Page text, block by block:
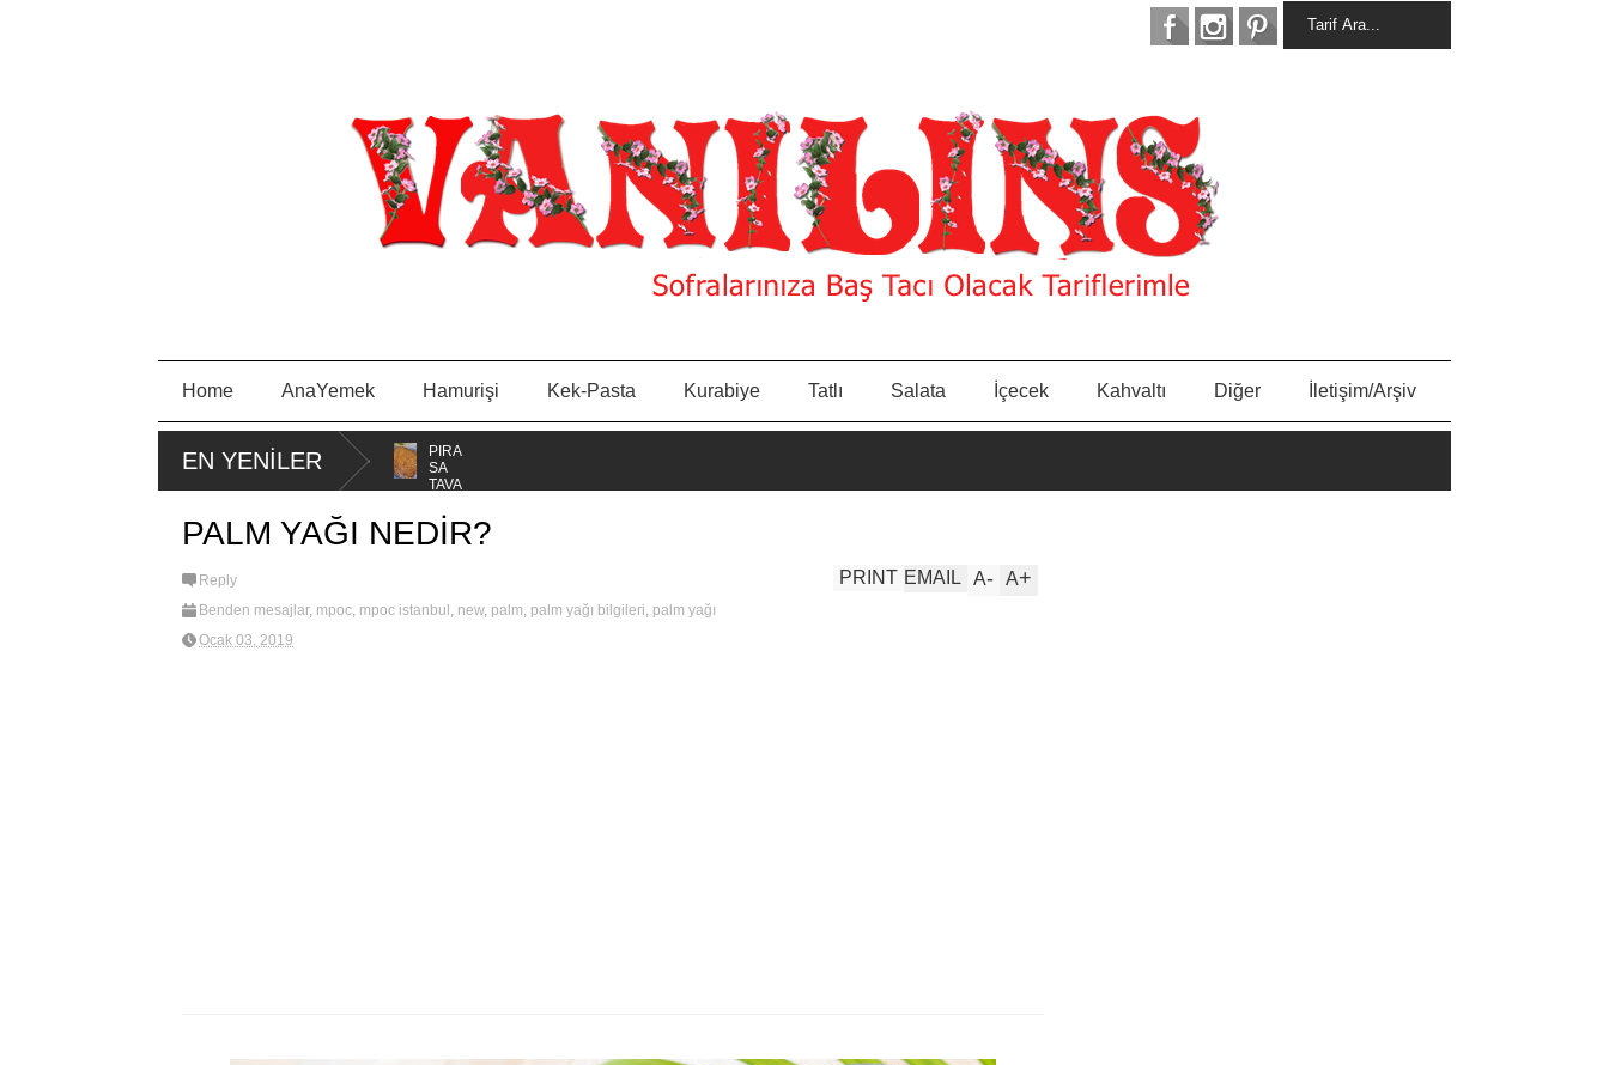
Home AnaYemek Hamurişi Kek-Pasta Kurabiye Tatlı Salata İçecek Kahvaltı Diğer İletişim/Arşiv
EN YENİLER
PORTAKA
LLI KEK
PIRA
SA
PALM YAĞI NEDİR?
Reply
Benden mesajlar, mpoc, mpoc istanbul , new, palm, palm yağı bilgileri, palm yağı
Ocak 03, 2019
A+
A-
EMAIL
PRINT